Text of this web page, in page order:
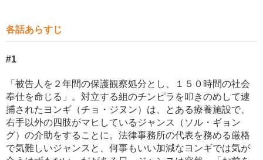
各話あらすじ
#1
「被告人を２年間の保護観察処分とし、１５０時間の社会
奉仕を命じる」。対立する組のチンピラを叩きのめして逮
捕されたヨンギ（チョ・ジヌン）は、とある療養施設で、
右手以外の四肢がマヒしているジャンス（ソル・ギョン
グ）の介助をすることに。法律事務所の代表を務める厳格
で気難しいジャンスと、何事もいい加減なヨンギでは気が